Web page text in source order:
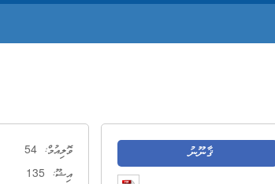
ޤާނޫނު ވޮލިއުމް: 54
އިޝޫ: 135